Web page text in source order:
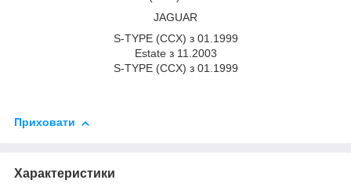
JAGUAR
S-TYPE (CCX) з 01.1999
Estate з 11.2003
S-TYPE (CCX) з 01.1999
Приховати
Характеристики